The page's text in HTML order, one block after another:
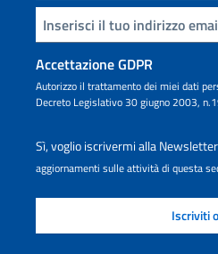
Inserisci la tua email
Accettazione GDPR
Autorizzo il trattamento dei miei dati
Decreto Legislativo 30 giugno 2003,
Sì, voglio iscrivermi alla
aggiornamenti sulle attività di questa